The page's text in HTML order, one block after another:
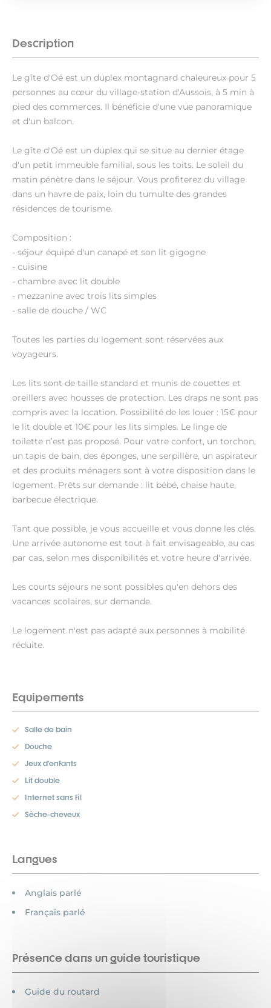
Description
Le gîte d'Oé est un duplex montagnard chaleureux pour 5
personnes au cœur du village-station d'Aussois, à 5 min à
pied des commerces. Il bénéficie d'une vue panoramique
et d'un balcon.
Le gîte d'Oé est un duplex qui se situe au dernier étage
d'un petit immeuble familial, sous les toits. Le soleil du
matin pénètre dans le séjour. Vous profiterez du village
dans un havre de paix, loin du tumulte des grandes
résidences de tourisme.
Composition :
- séjour équipé d'un canapé et son lit gigogne
- cuisine
- chambre avec lit double
- mezzanine avec trois lits simples
- salle de douche / WC
Toutes les parties du logement sont réservées aux
voyageurs.
Les lits sont de taille standard et munis de couettes et
oreillers avec housses de protection. Les draps ne sont pas
compris avec la location. Possibilité de les louer : 15€ pour
le lit double et 10€ pour les lits simples. Le linge de
toilette n’est pas proposé. Pour votre confort, un torchon,
un tapis de bain, des éponges, une serpillère, un aspirateur
et des produits ménagers sont à votre disposition dans le
logement. Prêts sur demande : lit bébé, chaise haute,
barbecue électrique.
Tant que possible, je vous accueille et vous donne les clés.
Une arrivée autonome est tout à fait envisageable, au cas
par cas, selon mes disponibilités et votre heure d'arrivée.
Les courts séjours ne sont possibles qu'en dehors des
vacances scolaires, sur demande.
Le logement n'est pas adapté aux personnes à mobilité
réduite.
Equipements
Salle de bain
Douche
Jeux d'enfants
Lit double
Internet sans fil
Sèche-cheveux
Langues
Anglais parlé
Français parlé
Présence dans un guide touristique
Guide du routard